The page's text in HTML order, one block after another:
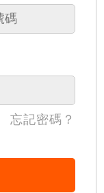
忘記密碼？